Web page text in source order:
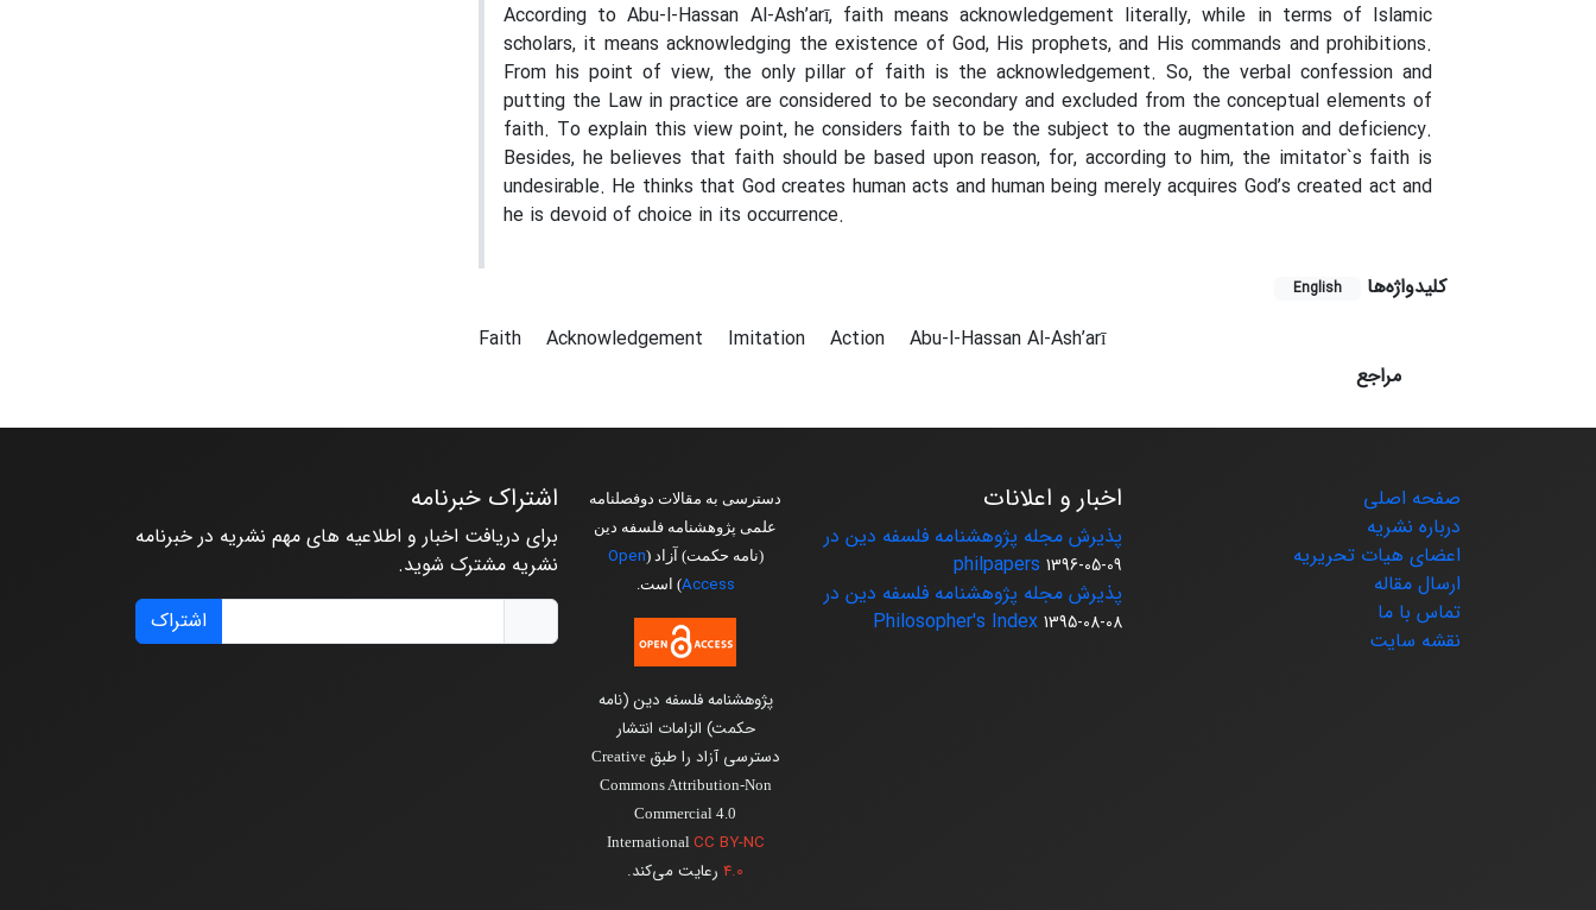
According to Abu-l-Hassan Al-Ash’arī, faith means acknowledgement literally, while in terms of Islamic
scholars, it means acknowledging the existence of God, His prophets, and His commands and prohibitions.
From his point of view, the only pillar of faith is the acknowledgement. So, the verbal confession and
putting the Law in practice are considered to be secondary and excluded from the conceptual elements of
faith. To explain this view point, he considers faith to be the subject to the augmentation and deficiency.
Besides, he believes that faith should be based upon reason, for, according to him, the imitator`s faith is
undesirable. He thinks that God creates human acts and human being merely acquires God’s created act and
he is devoid of choice in its occurrence.
کلیدواژه‌ها English
Faith Acknowledgement Imitation Action
Abu-l-Hassan Al-Ash’arī
مراجع
صفحه اصلی
درباره نشریه
اعضای هیات تحریریه
ارسال مقاله
تماس با ما
نقشه سایت
اخبار و اعلانات
پذیرش مجله پژوهشنامه فلسفه دین در
philpapers 1396-05-09
پذیرش مجله پژوهشنامه فلسفه دین در
Philosopher's Index 1395-08-08
دسترسی به مقالات دوفصلنامه
علمی پژوهشنامه فلسفه دین
(نامه حکمت) آزاد (Open
Access) است.
پژوهشنامه فلسفه دین (نامه
حکمت) الزامات انتشار
دسترسی آزاد را طبق Creative
Commons Attribution-Non
Commercial 4.0
International CC BY-NC
4.0 رعایت می‌کند.
اشتراک خبرنامه
برای دریافت اخبار و اطلاعیه های مهم نشریه در خبرنامه
نشریه مشترک شوید.
اشتراک